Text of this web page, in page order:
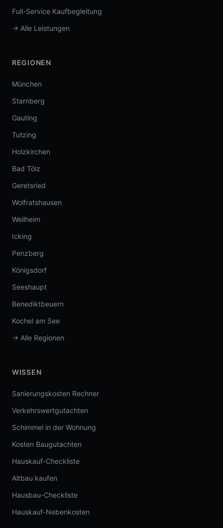
Full-Service Kaufbegleitung
→ Alle Leistungen
REGIONEN
München
Starnberg
Gauting
Tutzing
Holzkirchen
Bad Tölz
Geretsried
Wolfratshausen
Weilheim
Icking
Penzberg
Königsdorf
Seeshaupt
Benediktbeuern
Kochel am See
→ Alle Regionen
WISSEN
Sanierungskosten Rechner
Verkehrswertgutachten
Schimmel in der Wohnung
Kosten Baugutachten
Hauskauf-Checkliste
Altbau kaufen
Hausbau-Checkliste
Hauskauf-Nebenkosten